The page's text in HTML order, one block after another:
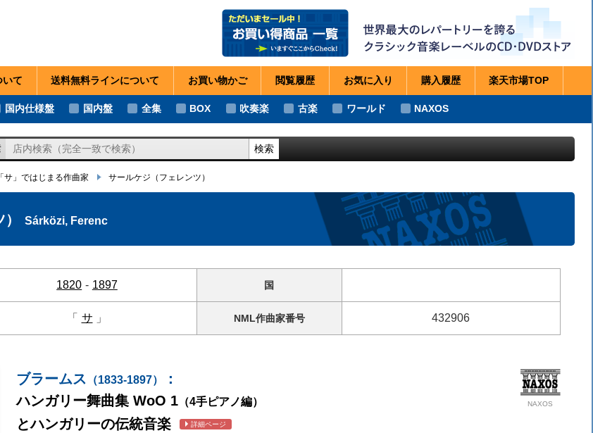
いて 送料無料ラインについて お買い物かご 閲覧履歴 お気に 入り 購入履歴 楽天市場TOP
国内仕様盤 国内盤 全集 BOX 吹奏楽 古楽 ワールド NAXOS
検索
「サ」ではじまる作曲家 サールケジ （フェレンツ）
Sárközi, Ferenc
1820 - 1897 国
「 サ 」 NML作曲家番号 432906
NAXOS
ブラームス （1833-1897）
：
ハンガリー舞曲集 WoO 1 （4手ピアノ編）
とハンガリーの伝統音楽 詳細ページ